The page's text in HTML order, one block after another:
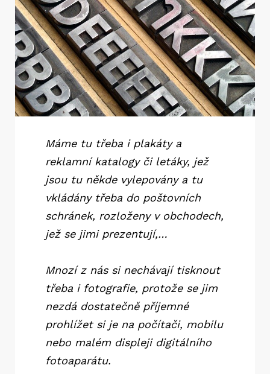
Máme tu třeba i plakáty a
reklamní katalogy či letáky, jež
jsou tu někde vylepovány a tu
vkládány třeba do poštovních
schránek, rozloženy v obchodech,
jež se jimi prezentují,…
Mnozí z nás si nechávají tisknout
třeba i fotografie, protože se jim
nezdá dostatečně příjemné
prohlížet si je na počítači, mobilu
nebo malém displeji digitálního
fotoaparátu.